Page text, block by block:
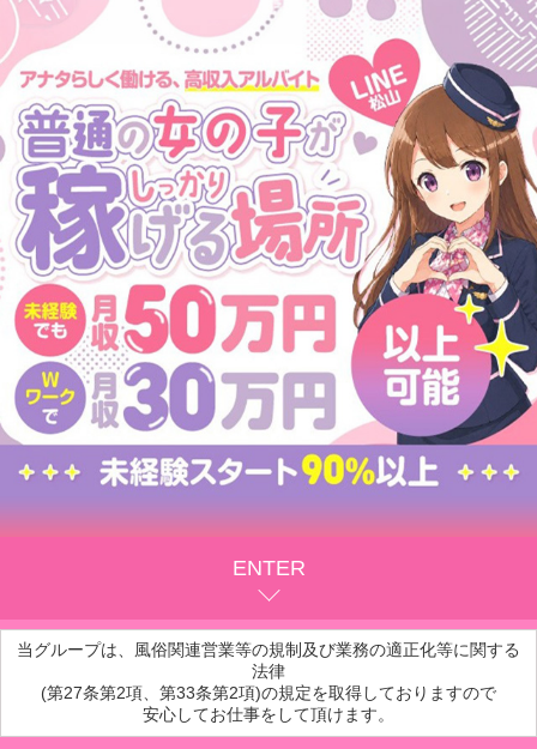
ENTER
当グループは、風俗関連営業等の規制及び業務の適正化等に関する
法律
(第27条第2項、第33条第2項)の規定を取得しておりますので
安心してお仕事をして頂けます。